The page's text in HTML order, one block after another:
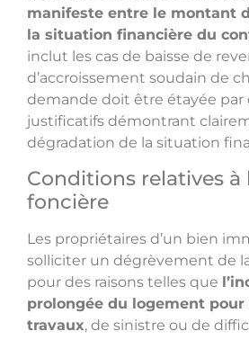
manifeste entre le montant
la situation financière du
inclut les cas de baisse de
d’accroissement soudain de
demande doit être étayée
justificatifs démontrant
dégradation de la situation
Conditions relatives à
foncière
Les propriétaires d’un bien
solliciter un dégrèvement de
pour des raisons telles que
prolongée du logement pour
travaux, de sinistre ou de